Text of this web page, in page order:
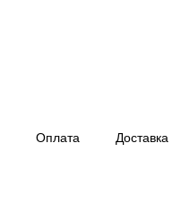
Оплата Доставка